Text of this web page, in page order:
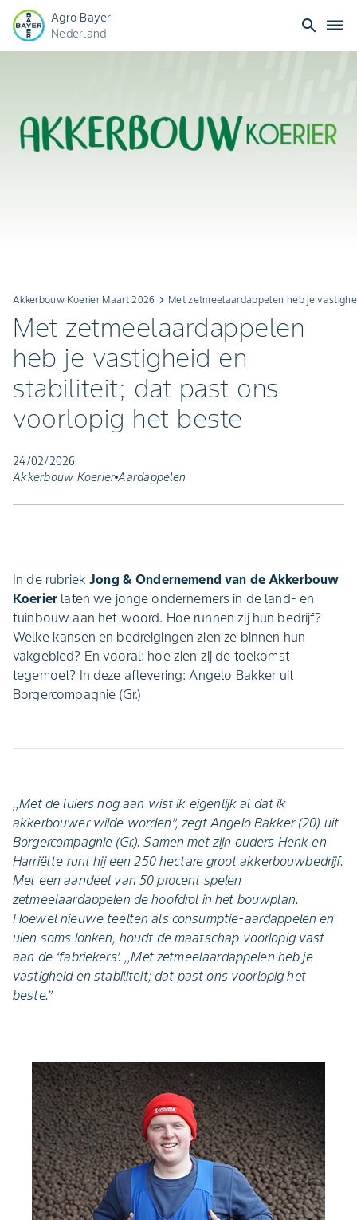
Agro Bayer
Nederland
search dehaze
Akkerbouw Koerier Maart 2026 keyboard_arrow_right Met zetmeelaardappelen heb je
Met zetmeelaardappelen
heb je vastigheid en
stabiliteit; dat past ons
voorlopig het beste
24/02/2026
Akkerbouw Koerier Aardappelen
In de rubriekJong & Ondernemend van de Akkerbouw
Koerier laten we jonge ondernemers in de land- en
tuinbouw aan het woord. Hoe runnen zij hun bedrijf?
Welke kansen en bedreigingen zien ze binnen hun
vakgebied? En vooral: hoe zien zij de toekomst
tegemoet? In deze aflevering: Angelo Bakker uit
Borgercompagnie (Gr.)
,,Met de luiers nog aan wist ik eigenlijk al dat ik
akkerbouwer wilde worden’’, zegt Angelo Bakker (20) uit
Borgercompagnie (Gr.). Samen met zijn ouders Henk en
Harriëtte runt hij een 250 hectare groot akkerbouwbedrijf.
Met een aandeel van 50 procent spelen
zetmeelaardappelen de hoofdrol in het bouwplan.
Hoewel nieuwe teelten als consumptie-aardappelen en
uien soms lonken, houdt de maatschap voorlopig vast
aan de ‘fabriekers’. ,,Met zetmeelaardappelen heb je
vastigheid en stabiliteit; dat past ons voorlopig het
beste.’’